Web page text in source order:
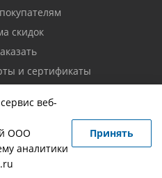
скидок
и сертификаты
ответ
веб-
ООО
аналитики
Принять